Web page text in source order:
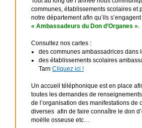
communes, établissements scolaires et
notre département afin qu’ils
« Ambassadeurs du Don d’Organes ».
Consultez nos cartes :
des communes ambassadrices dans
des établissements scolaires
Tarn Cliquez ici !
Un accueil téléphonique est en place
toutes les demandes de
de l’organisation des manifestations de
diverses afin de faire connaître le don
moëlle osseuse etc…